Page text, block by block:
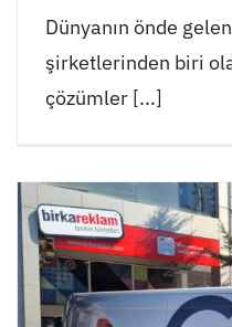
Dünyanın önde
şirketlerinden biri
çözümler [...]